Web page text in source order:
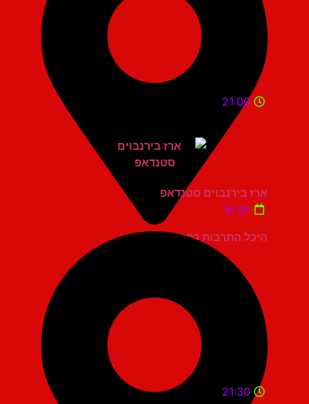
היכל התרבות כפר סבא
21:00
ארז בירנבוים סטנדאפ
יום ש'
21:30